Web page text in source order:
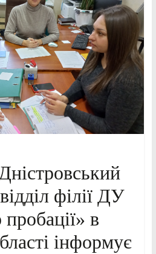
філії ДУ
в
інформує